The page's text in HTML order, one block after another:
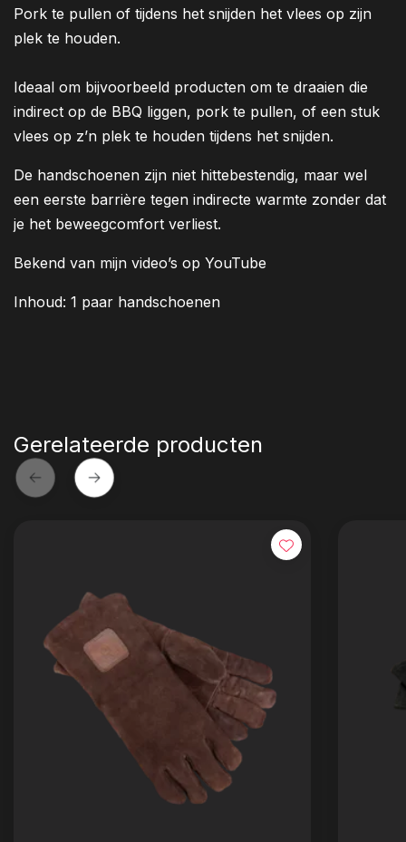
Pork te pullen of tijdens het snijden het vlees op zijn
plek te houden.
Ideaal om bijvoorbeeld producten om te draaien die
indirect op de BBQ liggen, pork te pullen, of een stuk
vlees op z’n plek te houden tijdens het snijden.
De handschoenen zijn niet hittebestendig, maar wel
een eerste barrière tegen indirecte warmte zonder dat
je het beweegcomfort verliest.
Bekend van mijn video’s op YouTube
Inhoud: 1 paar handschoenen
Gerelateerde producten